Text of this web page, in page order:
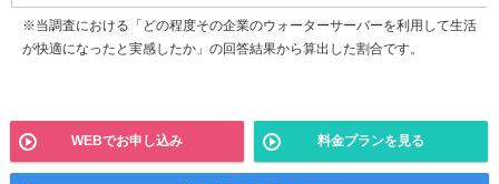
※当調査における「どの程度その企業のウォーターサーバーを利用して生活
が快適になったと実感したか」の回答結果から算出した割合です。
WEBでお申し込み 料金プランを見る